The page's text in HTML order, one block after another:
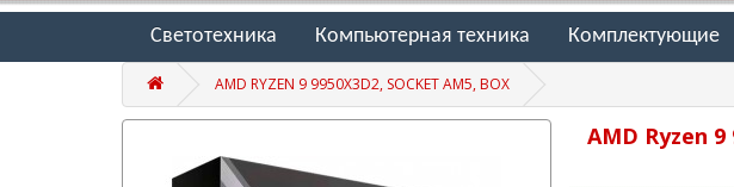
Светотехника Компьютерная техника Комплектующие
AMD RYZEN 9 9950X3D2, SOCKET AM5, BOX
AMD Ryzen